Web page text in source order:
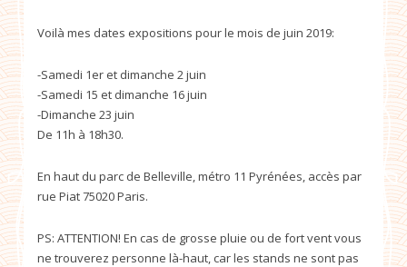
Voilà mes dates expositions pour le mois de juin 2019:
-Samedi 1er et dimanche 2 juin
-Samedi 15 et dimanche 16 juin
-Dimanche 23 juin
De 11h à 18h30.
En haut du parc de Belleville, métro 11 Pyrénées, accès par
rue Piat 75020 Paris.
PS: ATTENTION! En cas de grosse pluie ou de fort vent vous
ne trouverez personne là-haut, car les stands ne sont pas